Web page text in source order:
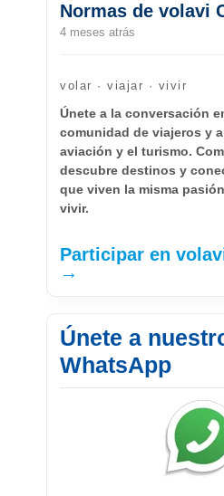
Normas de volavi
4 meses atrás
volar · viajar · vivir
Únete a la conversación
comunidad de viajeros y
aviación y el turismo.
descubre destinos y
que viven la misma
vivir.
Participar en
→
Únete a
WhatsApp